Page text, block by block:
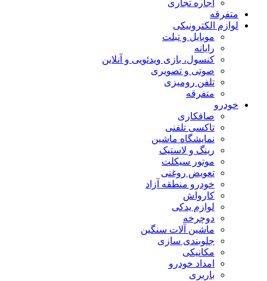
اجاره تجاری
متفرقه
لوازم الکترونیکی
موبایل و تبلت
رایانه
کنسول، بازی‌ ویدئویی و آنلاین
صوتی و تصویری
تلفن رومیزی
متفرقه
خودرو
صافکاری
تاکسی تلفنی
نمایشگاه ماشین
رینگ و لاستیک
موتور سیکلت
تعویض روغنی
خودرو منطقه آزاد
کارواش
لوازم یدکی
دوچرخه
ماشین آلات سنگین
جلوبندی سازی
مکانیکی
امداد خودرو
باربری